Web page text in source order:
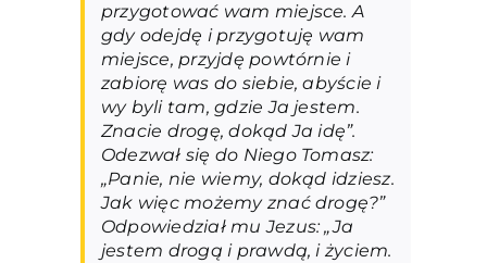
przygotować wam miejsce. A
gdy odejdę i przygotuję wam
miejsce, przyjdę powtórnie i
zabiorę was do siebie, abyście i
wy byli tam, gdzie Ja jestem.
Znacie drogę, dokąd Ja idę”.
Odezwał się do Niego Tomasz:
„Panie, nie wiemy, dokąd idziesz.
Jak więc możemy znać drogę?”
Odpowiedział mu Jezus: „Ja
jestem drogą i prawdą, i życiem.